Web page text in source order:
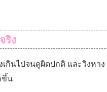
ริง
กินไปจนดูผิดปกติ และวิงหาง
ขึ้น